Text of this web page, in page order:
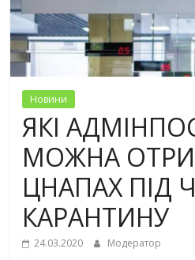
Новини
ЯКІ
МОЖНА
ЦНАПАХ ПІД
КАРАНТИНУ
24.03.2020 Модератор